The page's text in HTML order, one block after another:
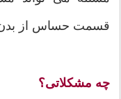
قسمت حساس از بدن
چه مشکلاتی؟